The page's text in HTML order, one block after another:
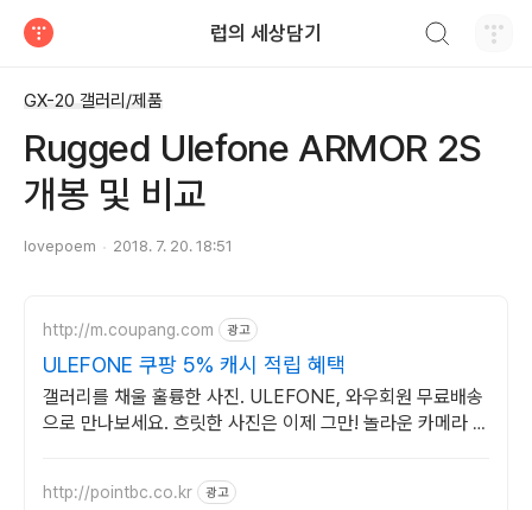
럽의 세상담기
GX-20 갤러리/제품
Rugged Ulefone ARMOR 2S
개봉 및 비교
lovepoem 2018. 7. 20. 18:51
http://m.coupang.com 광고
ULEFONE 쿠팡 5% 캐시 적립 혜택
갤러리를 채울 훌륭한 사진. ULEFONE, 와우회원 무료배송
으로 만나보세요. 흐릿한 사진은 이제 그만! 놀라운 카메라 성
http://pointbc.co.kr 광고